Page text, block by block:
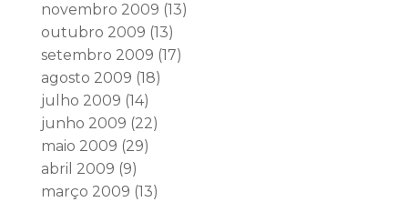
novembro 2009 (13)
outubro 2009 (13)
setembro 2009 (17)
agosto 2009 (18)
julho 2009 (14)
junho 2009 (22)
maio 2009 (29)
abril 2009 (9)
março 2009 (13)